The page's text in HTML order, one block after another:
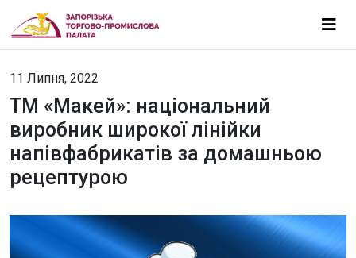
11 Липня, 2022
ТМ «Макей»: національний
виробник широкої лінійки
напівфабрикатів за домашньою
рецептурою